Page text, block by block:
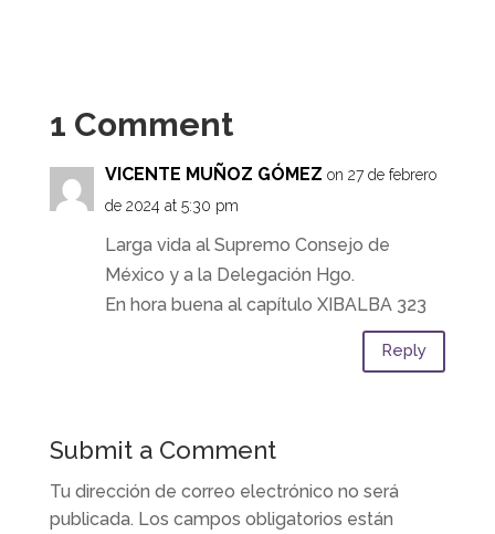
1 Comment
VICENTE MUÑOZ GÓMEZ on 27 de febrero
de 2024 at 5:30 pm
Larga vida al Supremo Consejo de
México y a la Delegación Hgo.
En hora buena al capítulo XIBALBA 323
Reply
Submit a Comment
Tu dirección de correo electrónico no será
publicada. Los campos obligatorios están